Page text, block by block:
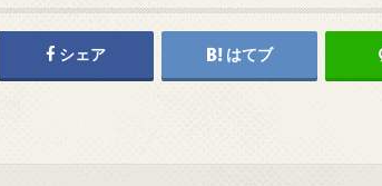
シェア はてブ